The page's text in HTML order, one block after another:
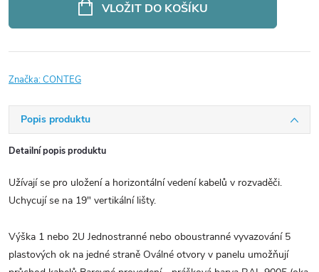
VLOŽIT DO KOŠÍKU
Značka:CONTEG
Popis produktu
Detailní popis produktu
Užívají se pro uložení a horizontální vedení kabelů v rozvaděči.
Uchycují se na 19" vertikální lišty.
Výška 1 nebo 2U Jednostranné nebo oboustranné vyvazování 5
plastových ok na jedné straně Oválné otvory v panelu umožňují